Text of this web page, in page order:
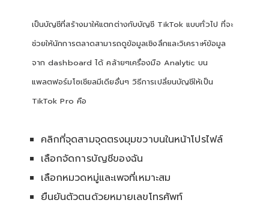
เป็นบัญชีที่สร้างมาให้แตกต่างกับบัญชี TikTok แบบทั่วไป ที่จะ
ช่วยให้นักการตลาดสามารถดูข้อมูลเชิงลึกและวิเคราะห์ข้อมูล
จาก dashboard ได้ คล้ายๆเครื่องมือ Analytic บน
แพลตฟอร์มโซเชียลมีเดียอื่นๆ วิธีการเปลี่ยนบัญชีให้เป็น
TikTok Pro คือ
คลิกที่จุดสามจุดตรงมุมขวาบนในหน้าโปรไฟล์
เลือกจัดการบัญชีของฉัน
เลือกหมวดหมู่และเพจที่เหมาะสม
ยืนยันตัวตนด้วยหมายเลขโทรศัพท์